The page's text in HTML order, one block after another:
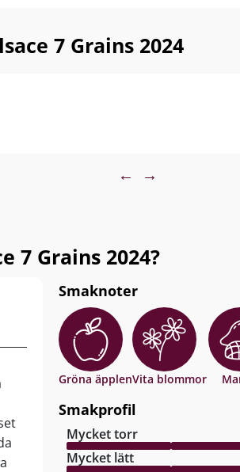
7 Grains 2024
← →
7 Grains 2024?
Smaknoter
Gröna äpplenVita blommor
Smakprofil
Mycket torr
Mycket lätt